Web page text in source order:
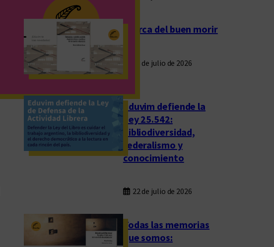
Acerca del buen morir
23 de julio de 2026
Eduvim defiende la
Ley 25.542:
bibliodiversidad,
federalismo y
conocimiento
22 de julio de 2026
Todas las memorias
que somos: